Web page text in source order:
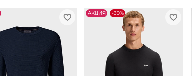
АKЦИЯ -39%